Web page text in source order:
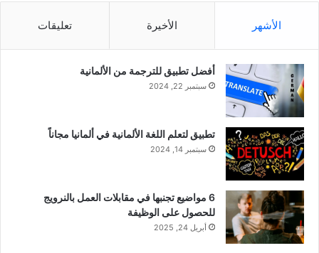
الأشهر الأخيرة تعليقات
أفضل تطبيق للترجمة من الألمانية
سبتمبر 22, 2024
تطبيق لتعلم اللغة الألمانية في ألمانيا مجاناً
سبتمبر 14, 2024
6 مواضيع تجنبها في مقابلات العمل بالنرويج
للحصول على الوظيفة
أبريل 24, 2025